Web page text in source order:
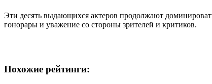
Эти десять выдающихся актеров продолжают
гонорары и уважение со стороны зрителей и критиков.
Похожие рейтинги: